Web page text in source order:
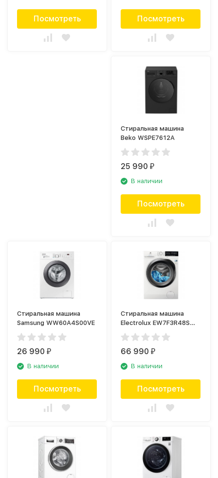
Посмотреть Посмотреть
Стиральная машина
Beko WSPE7612A
25 990₽
В наличии
Посмотреть
Стиральная машина
Samsung WW60A4S00VE
26 990₽
В наличии
Посмотреть
Стиральная машина
Electrolux EW7F3R48S
PerfectCare
66 990₽
В наличии
Посмотреть